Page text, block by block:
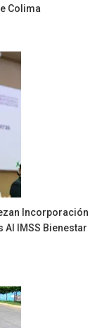
Colima
Incorporación
Al IMSS Bienestar